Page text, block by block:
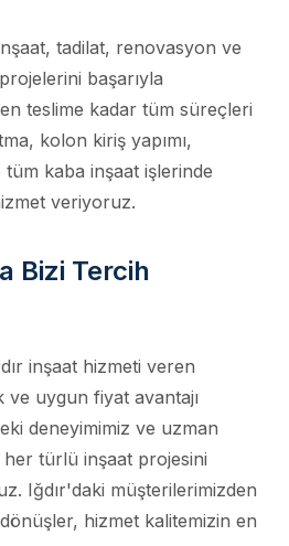
tadilat, renovasyon ve
başarıyla
teslime kadar tüm süreçleri
kolon kiriş yapımı,
kaba inşaat işlerinde
veriyoruz.
Bizi Tercih
inşaat hizmeti veren
ve uygun fiyat avantajı
deneyimimiz ve uzman
türlü inşaat projesini
Iğdır'daki müşterilerimizden
dönüşler, hizmet kalitemizin en